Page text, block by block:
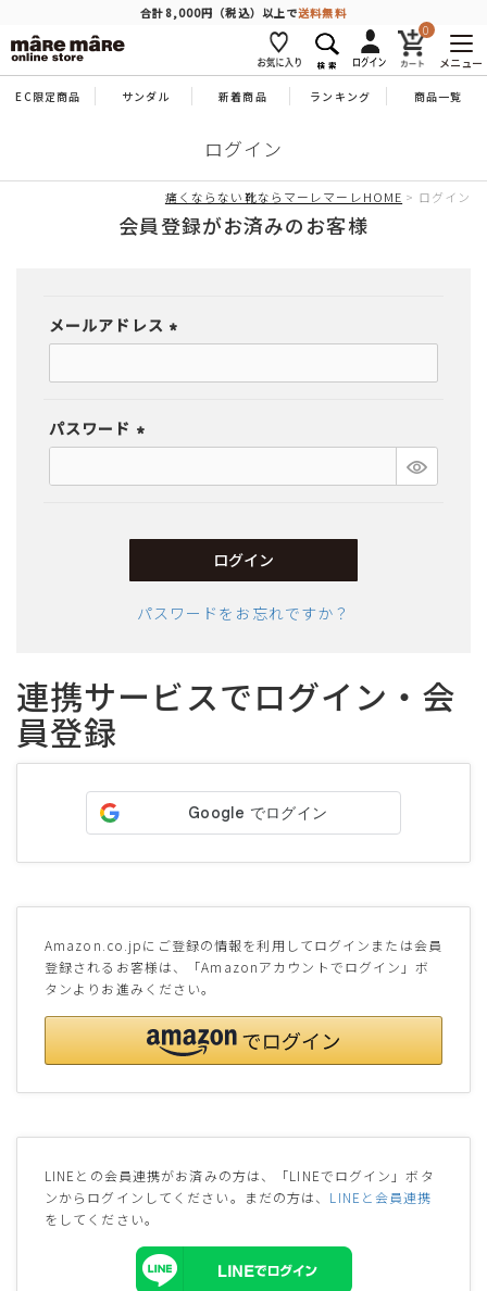
合計8,000円（税込）以上で送料無料
0
メニュー
EC限定商品 サンダル 新着商品 ランキング 商品一覧
ログイン
痛くならない靴ならマーレマーレHOME ログイン
会員登録がお済みのお客様
メールアドレス
須)
パスワード
須)
ログイン
パスワードをお忘れですか？
連携サービスでログイン・会
員登録
Amazon.co.jpにご登録の情報を利用してログインまたは会員
登録されるお客様は、「Amazonアカウントでログイン」ボ
タンよりお進みください。
LINEとの会員連携がお済みの方は、「LINEでログイン」ボタ
ンからログインしてください。まだの方は、 LINEと会員連携
をしてください。
商品を探す
特徴
サイズ
ヒールの高さ